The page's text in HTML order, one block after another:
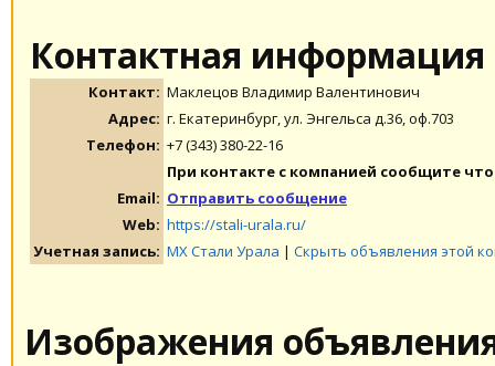
Контактная информация
Контакт: Маклецов Владимир Валентинович
Адрес: г. Екатеринбург, ул. Энгельса д.36, оф.703
Телефон: +7 (343) 380-22-16
При контакте с компанией сообщите
Email: Отправить сообщение
Web: https://stali-urala.ru/
Учетная запись: МХ Стали Урала | Скрыть объявления этой
Изображения